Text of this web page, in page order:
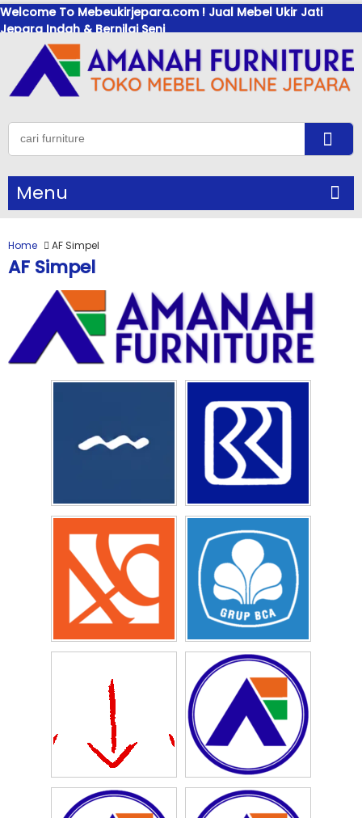
Welcome To Mebeukirjepara.com ! Jual Mebel Ukir Jati
Jepara Indah & Bernilai Seni
Menu
Home AF Simpel
AF Simpel